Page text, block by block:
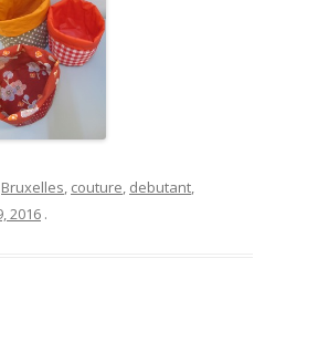
Bruxelles, couture, debutant,
2016 .